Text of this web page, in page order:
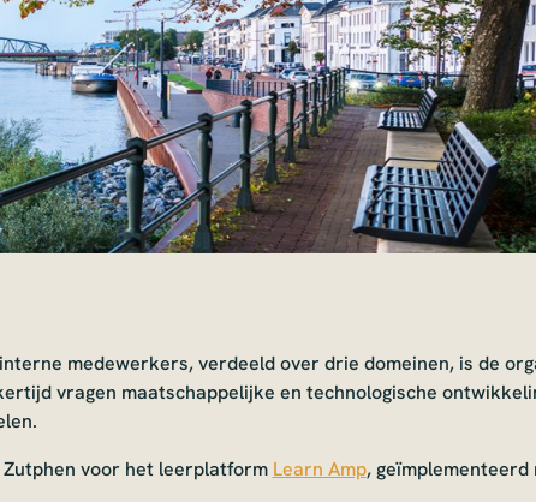
medewerkers, verdeeld over drie domeinen, is de
vragen maatschappelijke en technologische
voor het leerplatform Learn Amp, geïmplementeerd